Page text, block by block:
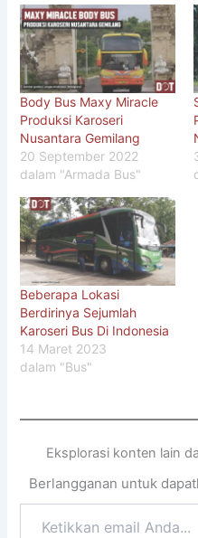
Body Bus Maxy Miracle
Produksi Karoseri
Nusantara Gemilang
20 September 2022
dalam "Armada Bus"
Beberapa Lokasi
Berdirinya Sejumlah
Karoseri Bus Di Indonesia
14 Maret 2023
dalam "Bus"
Eksplorasi konten lain
Berlangganan untuk
email